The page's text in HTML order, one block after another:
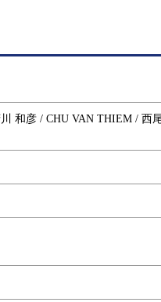
和彦 / CHU VAN THIEM /